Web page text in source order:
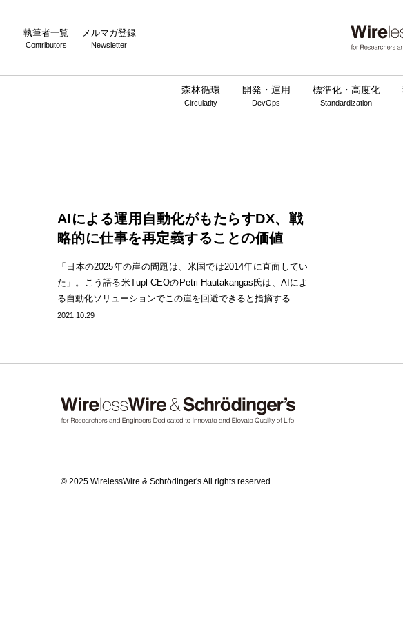
執筆者一覧
Contributors
メルマガ登録
Newsletter
森林循環
Circulatity
開発・運用
DevOps
標準化・高度化
Standardization
AIによる運用自動化がもたらすDX、戦
略的に仕事を再定義することの価値
「日本の2025年の崖の問題は、米国では2014年に直面してい
た」。こう語る米Tupl CEOのPetri Hautakangas氏は、AIによ
る自動化ソリューションでこの崖を回避できると指摘する
2021.10.29
© 2025 WirelessWire & Schrödinger's All rights reserved.